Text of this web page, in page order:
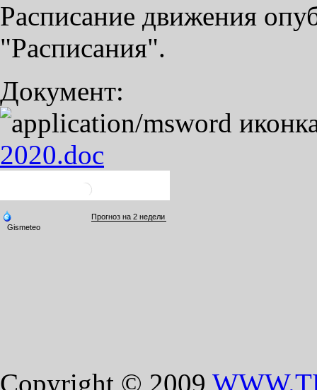
Расписание движения
"Расписания".
Документ:
2020.doc
Copyright © 2009